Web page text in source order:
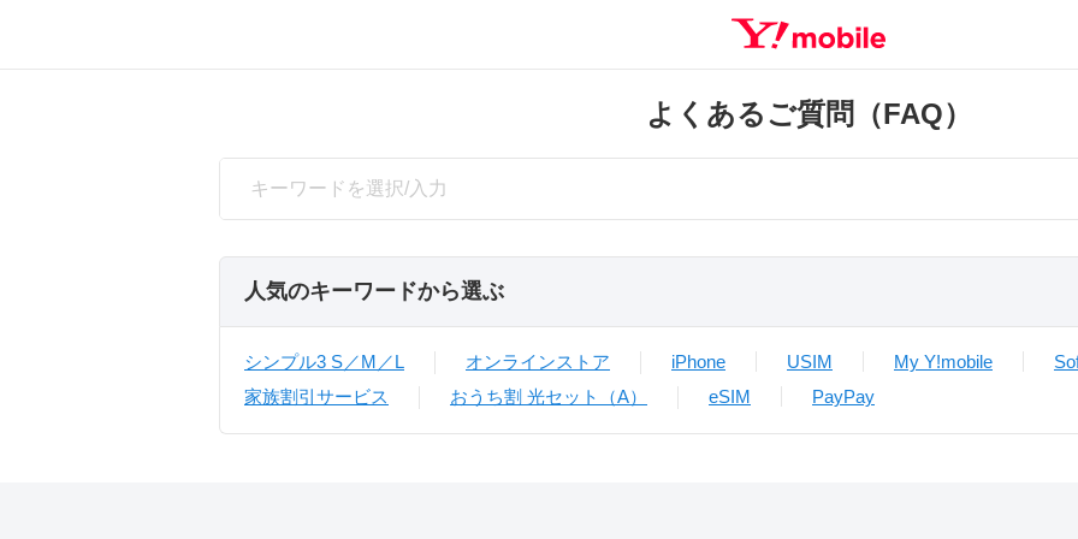
よくあるご質問（FAQ）
SEARCH
人気のキーワードから選ぶ
シンプル3 S／M／L オンラインストア iPhone USIM My Y!mobile
家族割引サービス
おうち割 光セット（A） eSIM PayPay